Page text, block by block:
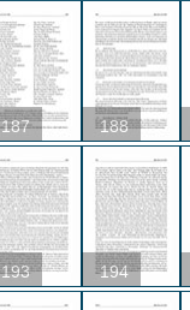
187 188
193 194